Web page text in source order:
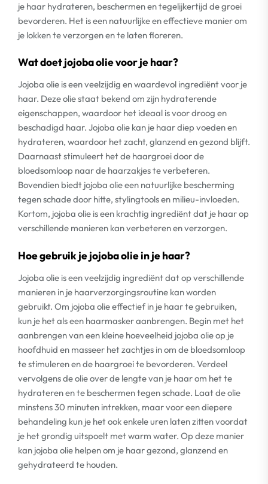
je haar hydrateren, beschermen en tegelijkertijd de groei
bevorderen. Het is een natuurlijke en effectieve manier om
je lokken te verzorgen en te laten floreren.
Wat doet jojoba olie voor je haar?
Jojoba olie is een veelzijdig en waardevol ingrediënt voor je
haar. Deze olie staat bekend om zijn hydraterende
eigenschappen, waardoor het ideaal is voor droog en
beschadigd haar. Jojoba olie kan je haar diep voeden en
hydrateren, waardoor het zacht, glanzend en gezond blijft.
Daarnaast stimuleert het de haargroei door de
bloedsomloop naar de haarzakjes te verbeteren.
Bovendien biedt jojoba olie een natuurlijke bescherming
tegen schade door hitte, stylingtools en milieu-invloeden.
Kortom, jojoba olie is een krachtig ingrediënt dat je haar op
verschillende manieren kan verbeteren en verzorgen.
Hoe gebruik je jojoba olie in je haar?
Jojoba olie is een veelzijdig ingrediënt dat op verschillende
manieren in je haarverzorgingsroutine kan worden
gebruikt. Om jojoba olie effectief in je haar te gebruiken,
kun je het als een haarmasker aanbrengen. Begin met het
aanbrengen van een kleine hoeveelheid jojoba olie op je
hoofdhuid en masseer het zachtjes in om de bloedsomloop
te stimuleren en de haargroei te bevorderen. Verdeel
vervolgens de olie over de lengte van je haar om het te
hydrateren en te beschermen tegen schade. Laat de olie
minstens 30 minuten intrekken, maar voor een diepere
behandeling kun je het ook enkele uren laten zitten voordat
je het grondig uitspoelt met warm water. Op deze manier
kan jojoba olie helpen om je haar gezond, glanzend en
gehydrateerd te houden.